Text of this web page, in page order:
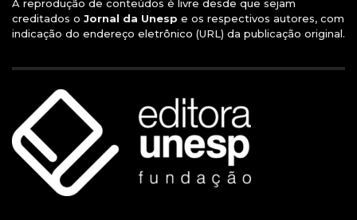
A reprodução de conteúdos é livre desde que sejam
creditados o Jornal da Unesp e os respectivos autores, com
indicação do endereço eletrônico (URL) da publicação original.